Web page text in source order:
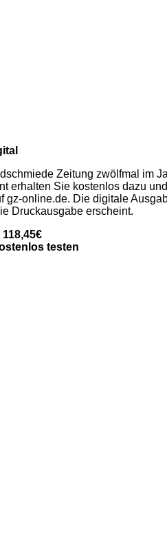
Zeitung zwölfmal im
erhalten Sie kostenlos dazu
gz-online.de. Die digitale
Druckausgabe erscheint.
testen